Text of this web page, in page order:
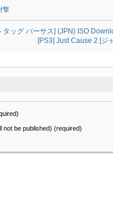
撃
ッグ バーサス] (JPN) ISO
[PS3] Just Cause 2 [ジ
not be published) (required)